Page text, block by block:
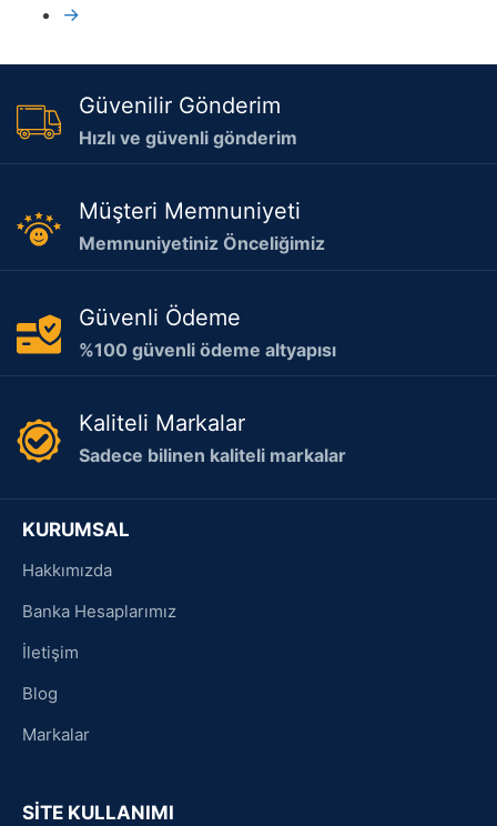
→
Güvenilir Gönderim
Hızlı ve güvenli gönderim
Müşteri Memnuniyeti
Memnuniyetiniz Önceliğimiz
Güvenli Ödeme
%100 güvenli ödeme altyapısı
Kaliteli Markalar
Sadece bilinen kaliteli markalar
KURUMSAL
Hakkımızda
Banka Hesaplarımız
İletişim
Blog
Markalar
SİTE KULLANIMI